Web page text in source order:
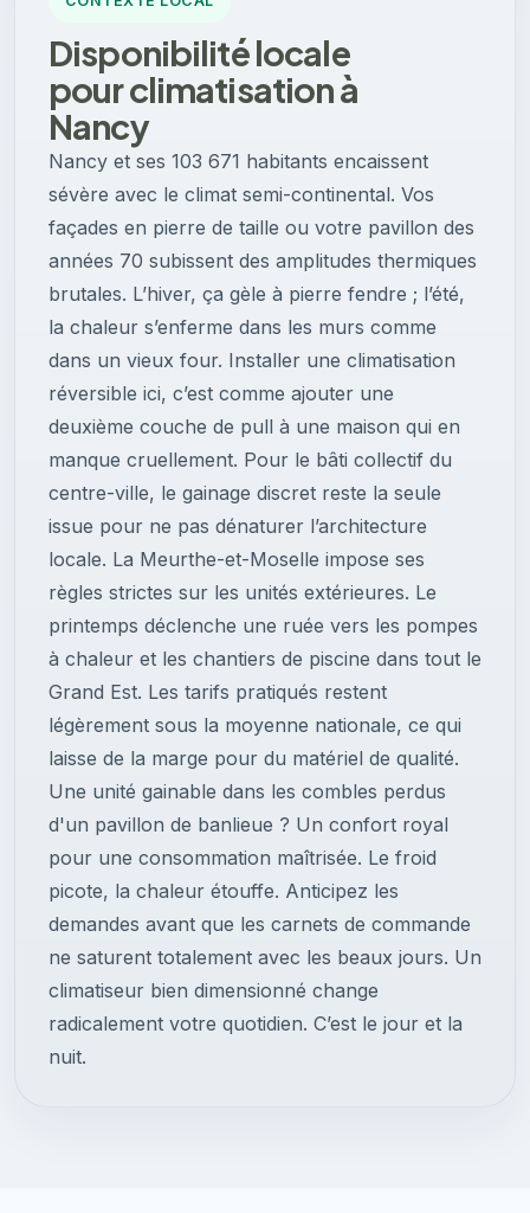
Disponibilité locale
pour climatisation à
Nancy
Nancy et ses 103 671 habitants encaissent
sévère avec le climat semi-continental. Vos
façades en pierre de taille ou votre pavillon des
années 70 subissent des amplitudes thermiques
brutales. L’hiver, ça gèle à pierre fendre ; l’été,
la chaleur s’enferme dans les murs comme
dans un vieux four. Installer une climatisation
réversible ici, c’est comme ajouter une
deuxième couche de pull à une maison qui en
manque cruellement. Pour le bâti collectif du
centre-ville, le gainage discret reste la seule
issue pour ne pas dénaturer l’architecture
locale. La Meurthe-et-Moselle impose ses
règles strictes sur les unités extérieures. Le
printemps déclenche une ruée vers les pompes
à chaleur et les chantiers de piscine dans tout le
Grand Est. Les tarifs pratiqués restent
légèrement sous la moyenne nationale, ce qui
laisse de la marge pour du matériel de qualité.
Une unité gainable dans les combles perdus
d'un pavillon de banlieue ? Un confort royal
pour une consommation maîtrisée. Le froid
picote, la chaleur étouffe. Anticipez les
demandes avant que les carnets de commande
ne saturent totalement avec les beaux jours. Un
climatiseur bien dimensionné change
radicalement votre quotidien. C’est le jour et la
nuit.